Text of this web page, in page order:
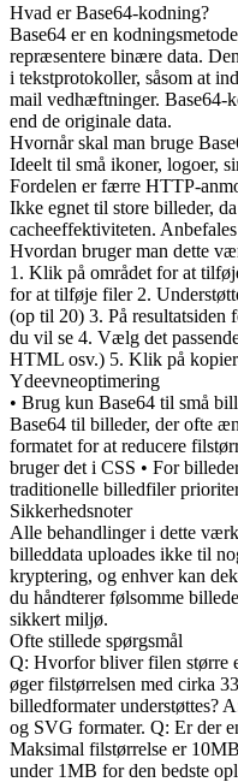
Hvad er Base64-kodning?
Base64 er en
repræsentere binære data.
i tekstprotokoller, såsom at
mail vedhæftninger. Base64-
end de originale data.
Hvornår skal man bruge
Ideelt til små ikoner, logoer,
Fordelen er færre HTTP-
Ikke egnet til store billeder,
cacheeffektiviteten.
Hvordan bruger man dette
1. Klik på området for at
for at tilføje filer 2.
(op til 20) 3. På
du vil se 4. Vælg det
HTML osv.) 5. Klik på
Ydeevneoptimering
• Brug kun Base64 til små
Base64 til billeder, der ofte
formatet for at reducere
bruger det i CSS • For
traditionelle billedfiler
Sikkerhedsnoter
Alle behandlinger i dette
billeddata uploades ikke til
kryptering, og enhver kan
du håndterer følsomme
sikkert miljø.
Ofte stillede spørgsmål
Q: Hvorfor bliver filen større
øger filstørrelsen med cirka
billedformater understøttes?
og SVG formater. Q: Er der
Maksimal filstørrelse er
under 1MB for den bedste